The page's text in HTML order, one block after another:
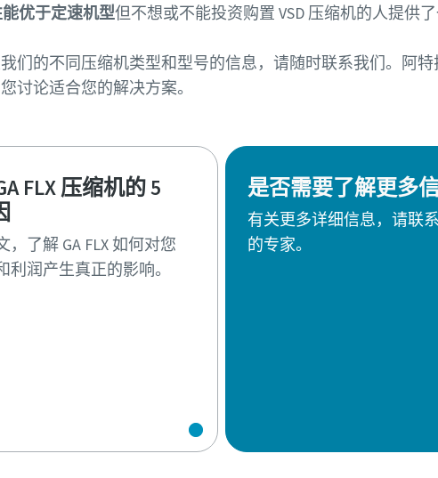
优于定速机型但不想或不能投资购置 VSD 压缩机的人提供了
们的不同压缩机类型和型号的信息，请随时联系我们。阿特
讨论适合您的解决方案。
FLX 压缩机的 5
，了解 GA FLX 如何对您
利润产生真正的影响。
是否需要了解更多信
有关更多详细信息，请联
的专家。